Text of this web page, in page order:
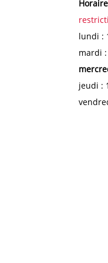
lundi :
mardi :
jeudi :